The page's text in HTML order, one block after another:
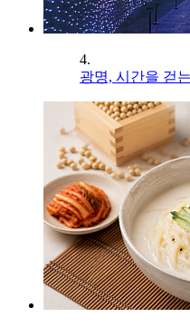
4.
광명, 시간을 걷